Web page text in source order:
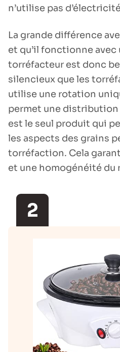
n’utilise pas
La grande différence
et qu’il fonctionne avec
torréfacteur est donc
silencieux que les
utilise une rotation
permet une distribution
est le seul produit qui
les aspects des grains
torréfaction. Cela
et une homogénéité du
2